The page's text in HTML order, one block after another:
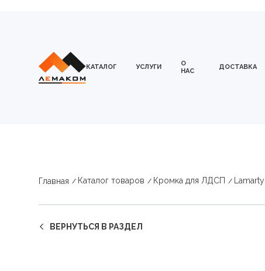
КАТАЛОГ УСЛУГИ
О
НАС
ДОСТАВКА
Главная Каталог товаров Кромка для ЛДСП Lamarty
ВЕРНУТЬСЯ В РАЗДЕЛ